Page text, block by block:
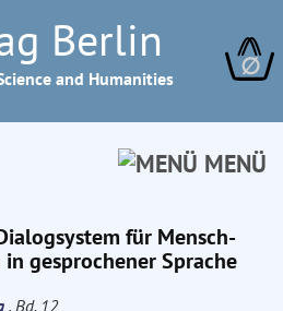
Berlin
and Humanities ∅
MENÜ
für Mensch-
gesprochener Sprache
, Bd. 12